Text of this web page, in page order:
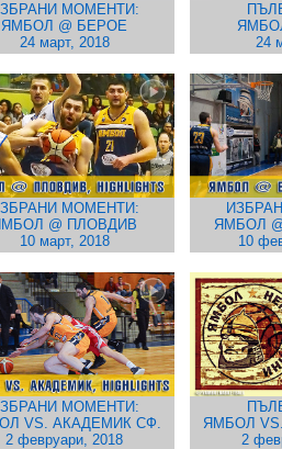
МОМЕНТИ:
ЯМБОЛ @ БЕРОЕ
24 март, 2018
24
МОМЕНТИ:
@ ПЛОВДИВ
10 март, 2018
ЯМБОЛ
10
МОМЕНТИ:
VS. АКАДЕМИК СФ.
2 февруари, 2018
ЯМБОЛ
2